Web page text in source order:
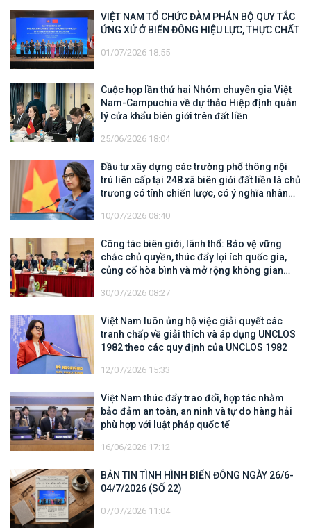
VIỆT NAM TỔ CHỨC ĐÀM PHÁN BỘ QUY TẮC
ỨNG XỬ Ở BIỂN ĐÔNG HIỆU LỰC, THỰC CHẤT
01/07/2026 18:55
Cuộc họp lần thứ hai Nhóm chuyên gia Việt
Nam-Campuchia về dự thảo Hiệp định quản
lý cửa khẩu biên giới trên đất liền
25/06/2026 18:04
Đầu tư xây dựng các trường phổ thông nội
trú liên cấp tại 248 xã biên giới đất liền là chủ
trương có tính chiến lược, có ý nghĩa nhân
10/07/2026 08:40
Công tác biên giới, lãnh thổ: Bảo vệ vững
chắc chủ quyền, thúc đẩy lợi ích quốc gia,
củng cố hòa bình và mở rộng không gian
30/07/2026 08:27
Việt Nam luôn ủng hộ việc giải quyết các
tranh chấp về giải thích và áp dụng UNCLOS
1982 theo các quy định của UNCLOS 1982
12/07/2026 15:33
Việt Nam thúc đẩy trao đổi, hợp tác nhằm
bảo đảm an toàn, an ninh và tự do hàng hải
phù hợp với luật pháp quốc tế
16/06/2026 17:12
BẢN TIN TÌNH HÌNH BIỂN ĐÔNG NGÀY 26/6-
04/7/2026 (SỐ 22)
07/07/2026 11:04